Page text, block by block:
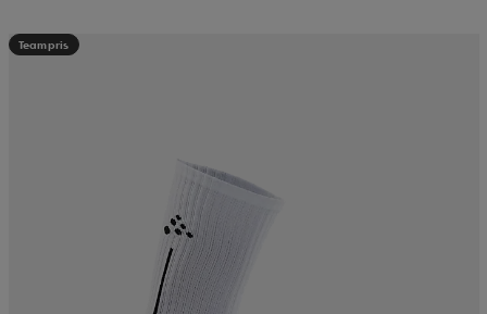
Teampris